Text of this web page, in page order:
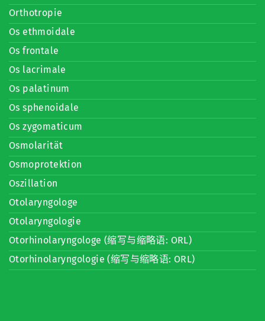
Orthotropie
Os ethmoidale
Os frontale
Os lacrimale
Os palatinum
Os sphenoidale
Os zygomaticum
Osmolarität
Osmoprotektion
Oszillation
Otolaryngologe
Otolaryngologie
Otorhinolaryngologe (缩写与缩略语: ORL)
Otorhinolaryngologie (缩写与缩略语: ORL)